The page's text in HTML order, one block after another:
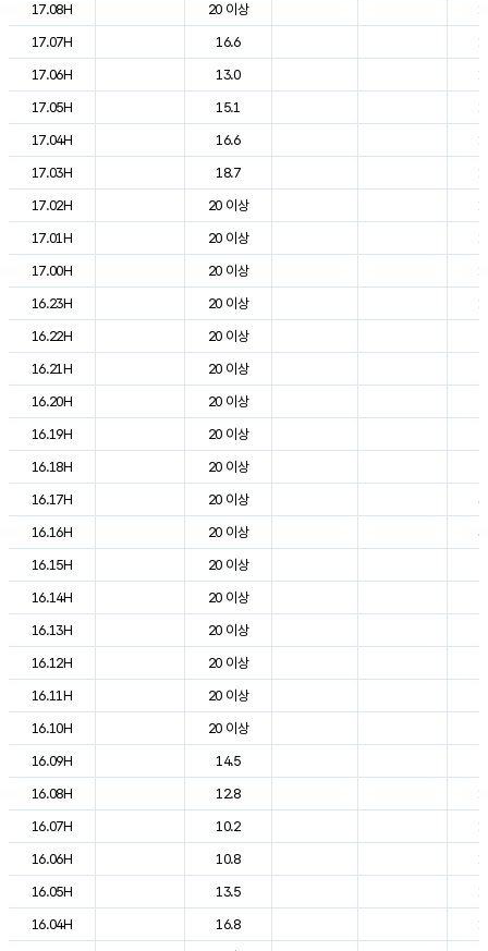
17.08H
20 이상
17.07H
16.6
17.06H
13.0
17.05H
15.1
17.04H
16.6
17.03H
18.7
17.02H
20 이상
17.01H
20 이상
17.00H
20 이상
16.23H
20 이상
16.22H
20 이상
16.21H
20 이상
16.20H
20 이상
16.19H
20 이상
16.18H
20 이상
16.17H
20 이상
16.16H
20 이상
16.15H
20 이상
16.14H
20 이상
16.13H
20 이상
16.12H
20 이상
16.11H
20 이상
16.10H
20 이상
16.09H
14.5
16.08H
12.8
16.07H
10.2
16.06H
10.8
16.05H
13.5
16.04H
16.8